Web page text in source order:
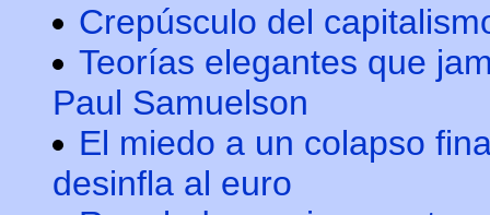
Crepúsculo del
Teorías elegantes que
Paul Samuelson
El miedo a un colapso
desinfla al euro